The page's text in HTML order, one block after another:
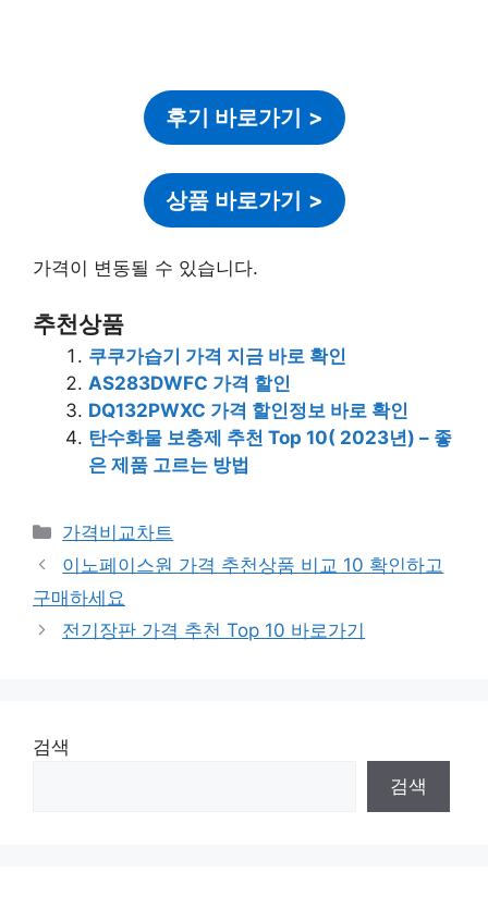
후기 바로가기 >
상품 바로가기 >
가격이 변동될 수 있습니다.
추천상품
쿠쿠가습기 가격 지금 바로 확인
AS283DWFC 가격 할인
DQ132PWXC 가격 할인정보 바로 확인
탄수화물 보충제 추천 Top 10( 2023년) – 좋
은 제품 고르는 방법
카
테
고
리
가격비교차트
이노페이스원 가격 추천상품 비교 10 확인하고
구매하세요
전기장판 가격 추천 Top 10 바로가기
검색
검색